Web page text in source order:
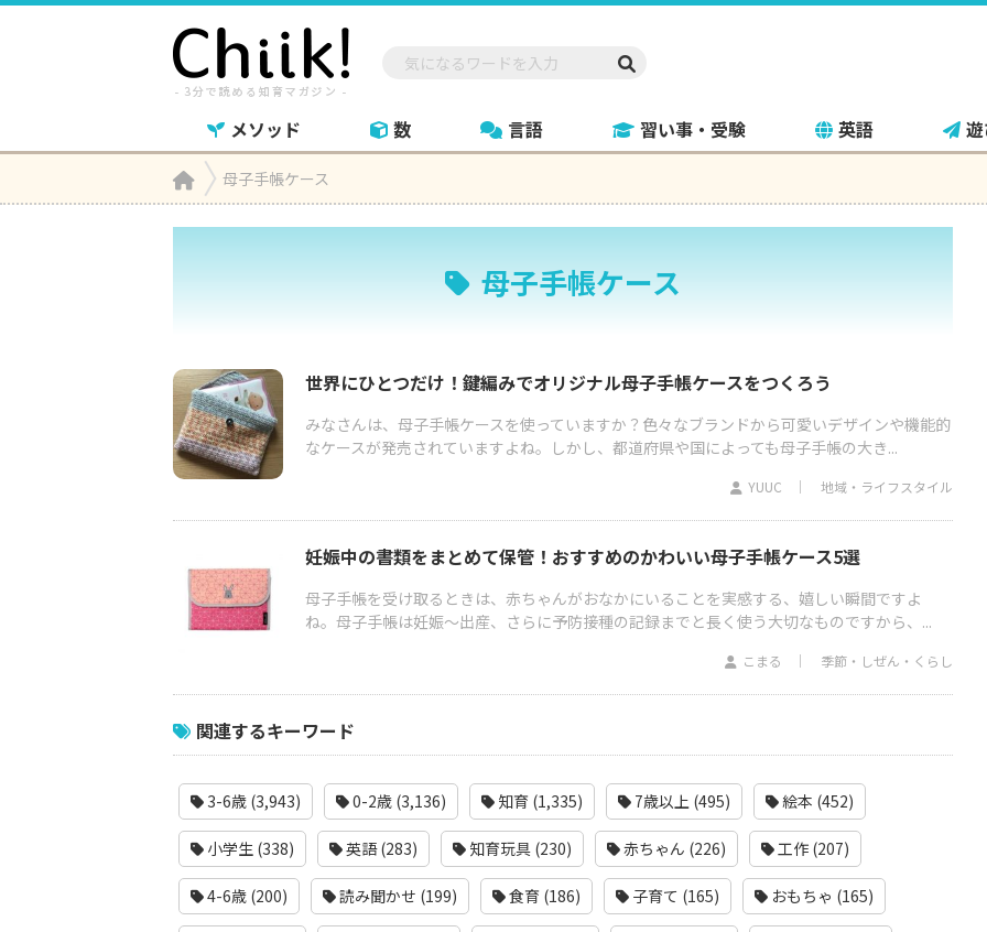
メソッド 数 言語 習い事・受験 英語
Home母子手帳ケース
母子手帳ケース
世界にひとつだけ！鍵編みでオリジナル母子手帳ケースをつくろう
みなさんは、母子手帳ケースを使っていますか？色々なブランドから可愛いデザインや機能的
なケースが発売されていますよね。しかし、都道府県や国によっても母子手帳の大き...
YUUC 地域・ライフスタイル
妊娠中の書類をまとめて保管！おすすめのかわいい母子手帳ケース5選
母子手帳を受け取るときは、赤ちゃんがおなかにいることを実感する、嬉しい瞬間ですよ
ね。母子手帳は妊娠～出産、さらに予防接種の記録までと長く使う大切なものですから、...
こまる 季節・しぜん・くらし
関連するキーワード
3-6歳 (3,943) 0-2歳 (3,136) 知育 (1,335) 7歳以上 (495) 絵本 (452)
小学生 (338) 英語 (283) 知育玩具 (230) 赤ちゃん (226) 工作 (207)
4-6歳 (200) 読み聞かせ (199) 食育 (186) 子育て (165) おもちゃ (165)